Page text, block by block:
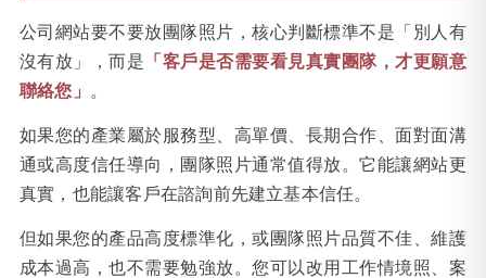
公司網站要不要放團隊照片，核心判斷標準不是「別人有
沒有放」，而是 「客戶是否需要看見真實團隊，才更願意
聯絡您」
。
如果您的產業屬於服務型、高單價、長期合作、面對面溝
通或高度信任導向，團隊照片通常值得放。它能讓網站更
真實，也能讓客戶在諮詢前先建立基本信任。
但如果您的產品高度標準化，或團隊照片品質不佳、維護
成本過高，也不需要勉強放。您可以改用工作情境照、案